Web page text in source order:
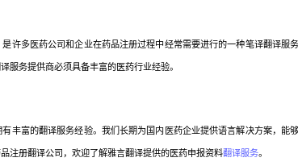
多医药公司和企业在药品注册过程中经常需要进行的一种笔译翻译服
服务提供商必须具备丰富的医药行业经验。
富的翻译服务经验。我们长期为国内医药企业提供语言解决方案，能
注册翻译公司，欢迎了解雅言翻译提供的医药申报资料翻译服务。